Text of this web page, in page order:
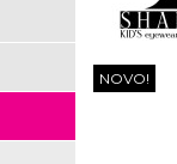
NOVO!